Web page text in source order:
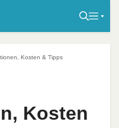
Kosten & Tipps
Kosten